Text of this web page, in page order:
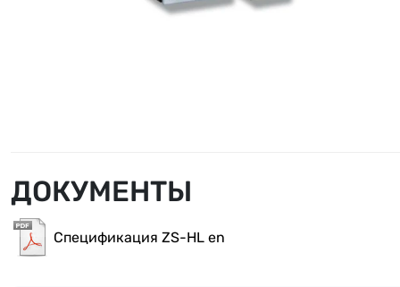
ДОКУМЕНТЫ
Спецификация ZS-HL en